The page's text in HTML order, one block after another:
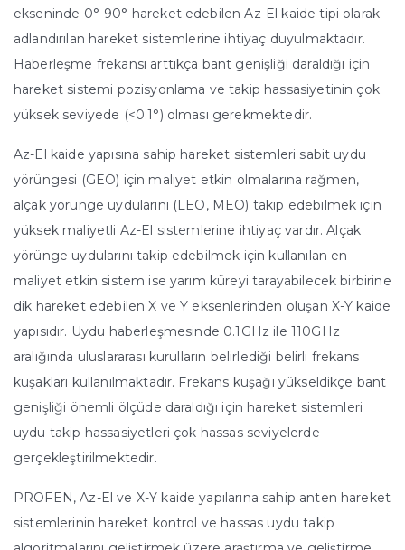
ekseninde 0°-90° hareket edebilen Az-El kaide tipi olarak
adlandırılan hareket sistemlerine ihtiyaç duyulmaktadır.
Haberleşme frekansı arttıkça bant genişliği daraldığı için
hareket sistemi pozisyonlama ve takip hassasiyetinin çok
yüksek seviyede (<0.1°) olması gerekmektedir.
Az-El kaide yapısına sahip hareket sistemleri sabit uydu
yörüngesi (GEO) için maliyet etkin olmalarına rağmen,
alçak yörünge uydularını (LEO, MEO) takip edebilmek için
yüksek maliyetli Az-El sistemlerine ihtiyaç vardır. Alçak
yörünge uydularını takip edebilmek için kullanılan en
maliyet etkin sistem ise yarım küreyi tarayabilecek birbirine
dik hareket edebilen X ve Y eksenlerinden oluşan X-Y kaide
yapısıdır. Uydu haberleşmesinde 0.1GHz ile 110GHz
aralığında uluslararası kurulların belirlediği belirli frekans
kuşakları kullanılmaktadır. Frekans kuşağı yükseldikçe bant
genişliği önemli ölçüde daraldığı için hareket sistemleri
uydu takip hassasiyetleri çok hassas seviyelerde
gerçekleştirilmektedir.
PROFEN, Az-El ve X-Y kaide yapılarına sahip anten hareket
sistemlerinin hareket kontrol ve hassas uydu takip